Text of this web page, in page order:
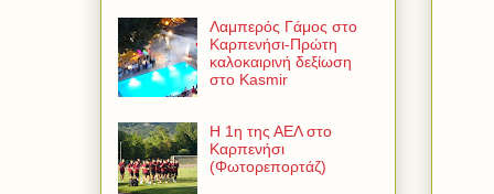
Λαμπερός Γάμος στο
Καρπενήσι-Πρώτη
καλοκαιρινή δεξίωση
στο Kasmir
Η 1η της ΑΕΛ στο
Καρπενήσι
(Φωτορεπορτάζ)